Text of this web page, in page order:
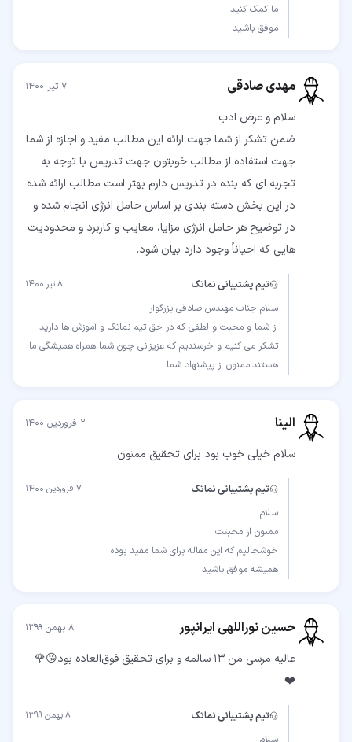
موفق باشید
مهدی صادقی ۷ تیر ۱۴۰۰
ضمن تشکر از شما جهت ارائه این مطالب مفید و اجازه از شما
جهت استفاده از مطالب خوبتون جهت تدریس با توجه به
تجربه ای که بنده در تدریس دارم بهتر است مطالب ارائه شده
در این بخش دسته بندی بر اساس حامل انرژی انجام شده و
در توضیح هر حامل انرژی مزایا، معایب و کاربرد و محدودیت
هایی که احیاناً وجود دارد بیان شود.
تیم پشتیبانی نماتک ۸ تیر ۱۴۰۰
از شما و محبت و لطفی که در حق تیم نماتک و آموزش ها دارید
تشکر می کنیم و خرسندیم که عزیزانی چون شما همراه همیشگی ما
هستند.ممنون از پیشنهاد شما.
الینا ۲ فروردین ۱۴۰۰
سلام خیلی خوب بود برای تحقیق ممنون
تیم پشتیبانی نماتک ۷ فروردین ۱۴۰۰
همیشه موفق باشید
حسین نوراللهی ایرانپور ۸ بهمن ۱۳۹۹
عالیه مرسی من 13 سالمه و برای تحقیق فوق‌العاده بود😘🌹
❤️
تیم پشتیبانی نماتک ۸ بهمن ۱۳۹۹